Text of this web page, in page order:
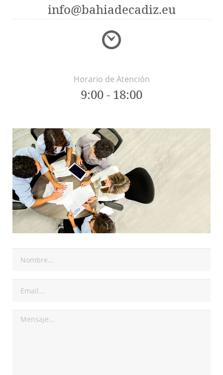
info@bahiadecadiz.eu
Horario de Atención
9:00 - 18:00